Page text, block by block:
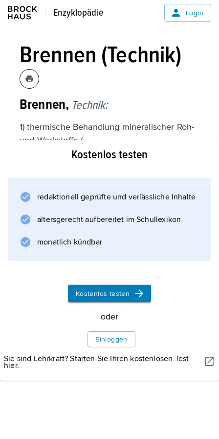
Enzyklopädie
Enzyklopädie Login
Brennen (Technik)
Brennen, Technik:
1) thermische Behandlung mineralischer Roh-
und Werkstoffe (
); 2) Form der Oberflächenbehandlung von
Beizen
Informationen zum Artikel
Kostenlos testen
redaktionell geprüfte und verlässliche Inhalte
altersgerecht aufbereitet im Schullexikon
monatlich kündbar
Kostenlos testen
oder
Einloggen
Sie sind Lehrkraft? Starten Sie Ihren kostenlosen Test
hier.